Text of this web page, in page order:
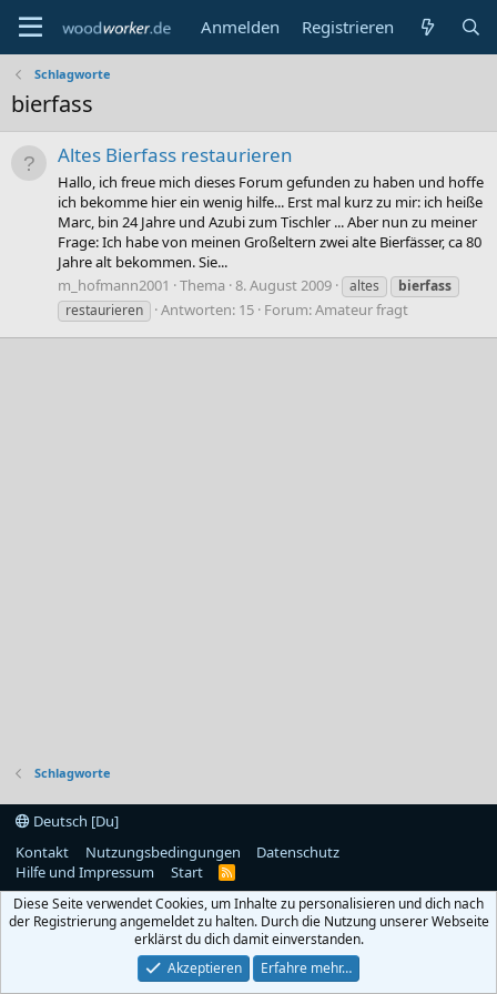
Anmelden Registrieren
Schlagworte
bierfass
Altes Bierfass restaurieren
Hallo, ich freue mich dieses Forum gefunden zu haben und hoffe
ich bekomme hier ein wenig hilfe... Erst mal kurz zu mir: ich heiße
Marc, bin 24 Jahre und Azubi zum Tischler ... Aber nun zu meiner
Frage: Ich habe von meinen Großeltern zwei alte Bierfässer, ca 80
Jahre alt bekommen. Sie...
m_hofmann2001
Thema 8. August 2009 altes
bierfass
restaurieren
Antworten: 15 Forum:Amateur fragt
Schlagworte
Deutsch [Du]
Kontakt
Nutzungsbedingungen
Datenschutz
Hilfe und Impressum
Start
R
S
Diese Seite verwendet Cookies, um Inhalte zu personalisieren und dich nach
der Registrierung angemeldet zu halten. Durch die Nutzung unserer Webseite
erklärst du dich damit einverstanden.
Akzeptieren
Erfahre mehr…